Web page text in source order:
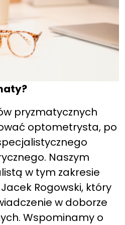
pryzmatycznych
optometrysta, po
Naszym
w tym zakresie
Rogowski, który
w doborze
Wspominamy o